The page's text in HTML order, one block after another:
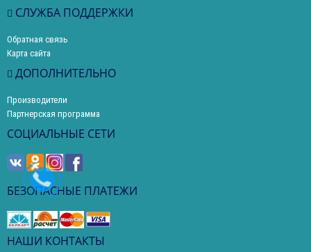
СЛУЖБА ПОДДЕРЖКИ
Обратная связь
Карта сайта
ДОПОЛНИТЕЛЬНО
Производители
Партнерская программа
СОЦИАЛЬНЫЕ СЕТИ
БЕЗОПАСНЫЕ ПЛАТЕЖИ
НАШИ КОНТАКТЫ